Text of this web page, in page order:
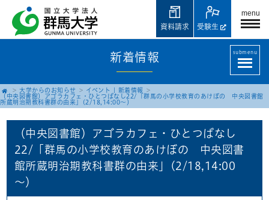
menu
受験生
資料請求
新着情報 submenu
大学からのお知らせ イベント
新着情報
（中央図書館）アゴラカフェ・ひとつばなし22/「群馬の小学校教育のあけぼの 中央図書館
所蔵明治期教科書群の由来」(2/18,14:00～）
（中央図書館）アゴラカフェ・ひとつばなし
22/「群馬の小学校教育のあけぼの 中央図書
館所蔵明治期教科書群の由来」(2/18,14:00
～）